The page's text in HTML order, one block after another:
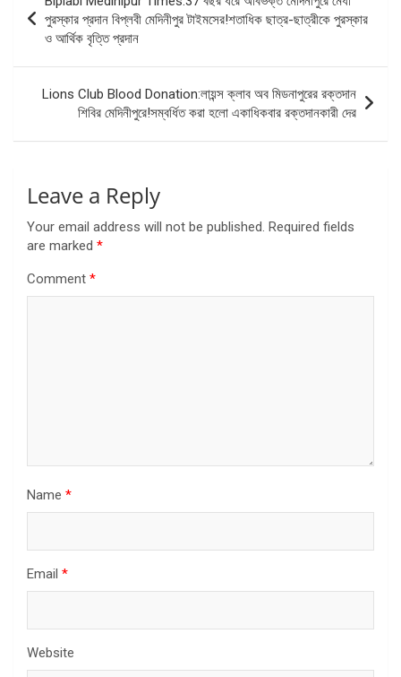
navigation
পুরস্কার প্রদান বিপ্লবী মেদিনীপুর টাইমসের!শতাধিক ছাত্র-ছাত্রীকে পুরস্কার
ও আর্থিক বৃত্তি প্রদান
Lions Club Blood Donation:লায়ন্স ক্লাব অব মিডনাপুরের রক্তদান
শিবির মেদিনীপুরে!সম্বর্ধিত করা হলো একাধিকবার রক্তদানকারী দের
Leave a Reply
Your email address will not be published. Required fields
are marked *
Comment *
Name *
Email *
Website